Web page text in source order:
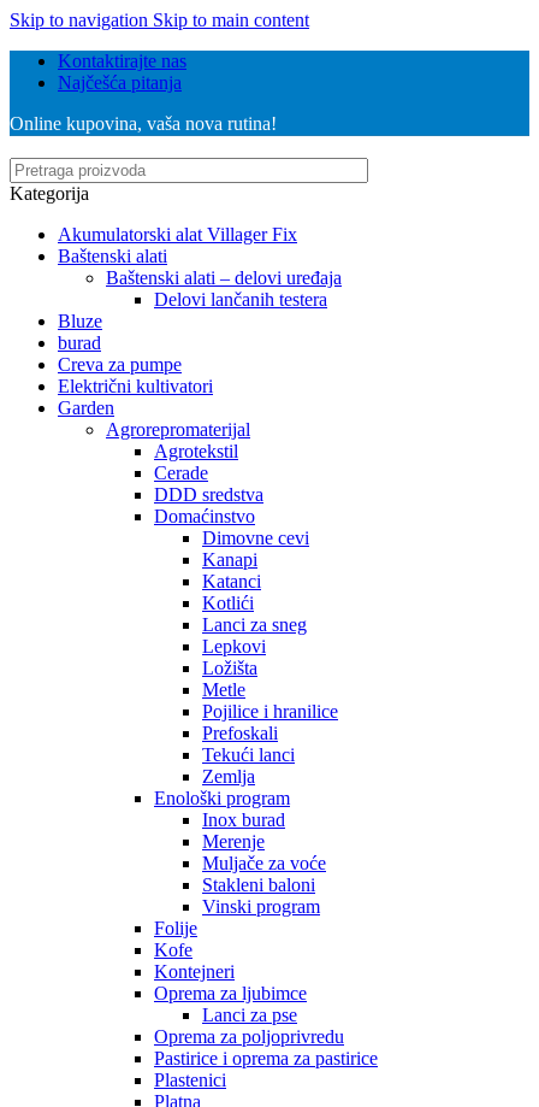
Skip to navigation Skip to main content
Kontaktirajte nas
Najčešća pitanja
Online kupovina, vaša nova rutina!
Kategorija
Akumulatorski alat Villager Fix
Baštenski alati
Baštenski alati – delovi uređaja
Delovi lančanih testera
Bluze
burad
Creva za pumpe
Električni kultivatori
Garden
Agrorepromaterijal
Agrotekstil
Cerade
DDD sredstva
Domaćinstvo
Dimovne cevi
Kanapi
Katanci
Kotlići
Lanci za sneg
Lepkovi
Ložišta
Metle
Pojilice i hranilice
Prefoskali
Tekući lanci
Zemlja
Enološki program
Inox burad
Merenje
Muljače za voće
Stakleni baloni
Vinski program
Folije
Kofe
Kontejneri
Oprema za ljubimce
Lanci za pse
Oprema za poljoprivredu
Pastirice i oprema za pastirice
Plastenici
Platna